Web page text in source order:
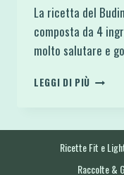
La ricetta del
composta da 4
molto salutare e
LEGGI DI PIÙ CHIA
VEGAN
SENZA
Ricette Fit e
Raccolte &